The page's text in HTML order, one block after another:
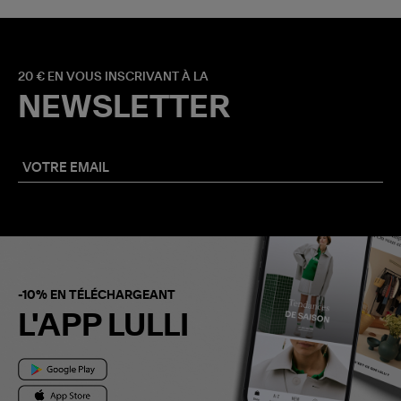
20 € EN VOUS INSCRIVANT À LA
NEWSLETTER
-10% EN TÉLÉCHARGEANT
L'APP LULLI